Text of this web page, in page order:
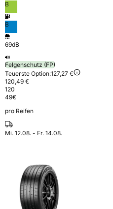
B
B
69dB
Felgenschutz (FP)
Teuerste Option:127,27 €
120,49 €
120
49€
pro Reifen
Mi. 12.08. - Fr. 14.08.